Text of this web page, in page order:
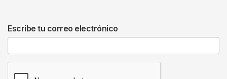
Escribe tu correo electrónico